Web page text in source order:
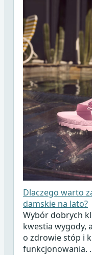
Dlaczego warto
damskie na lato?
Wybór dobrych
kwestia wygody,
o zdrowie stóp i
funkcjonowania.